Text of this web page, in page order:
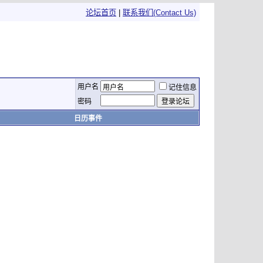
论坛首页 联系我们(Contact Us)
用户名
记住信息
密码
日历事件